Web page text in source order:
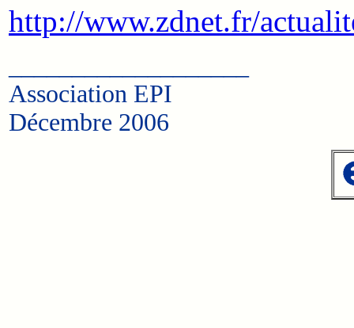
http://www.zdnet.fr/
Association EPI
Décembre 2006